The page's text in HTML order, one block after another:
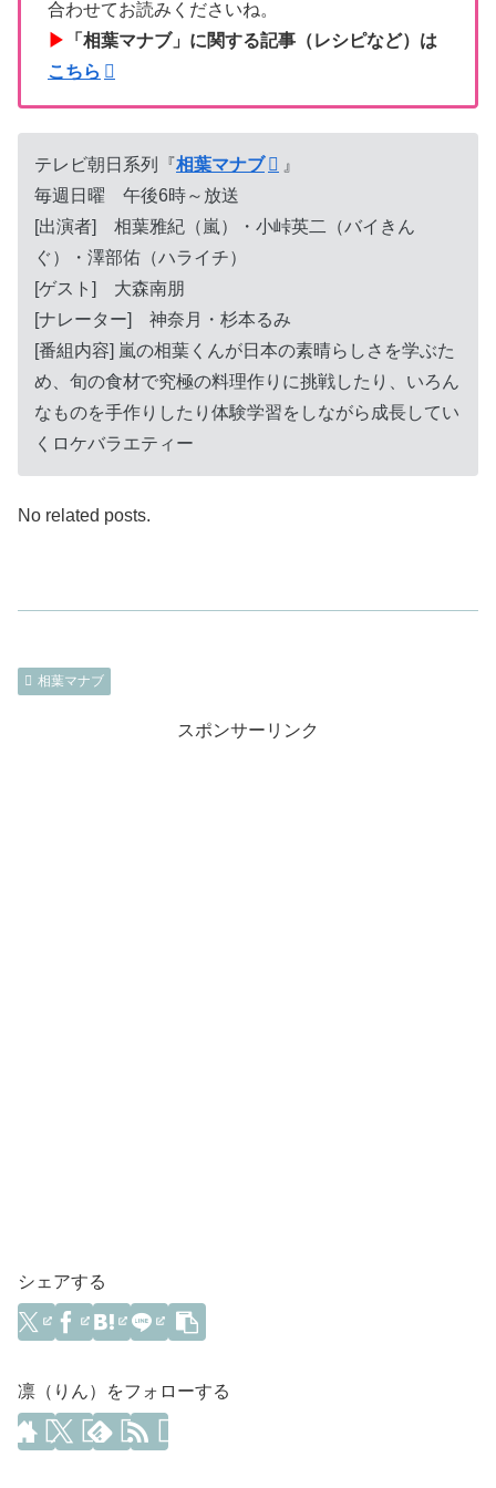
合わせてお読みくださいね。
▶
「相葉マナブ」に関する記事（レシピなど）は
こちら
テレビ朝日系列『相葉マナブ
』
毎週日曜 午後6時～放送
[出演者] 相葉雅紀（嵐）・小峠英二（バイきん
ぐ）・澤部佑（ハライチ）
[ゲスト] 大森南朋
[ナレーター] 神奈月・杉本るみ
[番組内容] 嵐の相葉くんが日本の素晴らしさを学ぶた
め、旬の食材で究極の料理作りに挑戦したり、いろん
なものを手作りしたり体験学習をしながら成長してい
くロケバラエティー
No related posts.
相葉マナブ
スポンサーリンク
シェアする
凛（りん）をフォローする